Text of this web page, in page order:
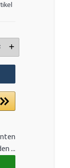
...